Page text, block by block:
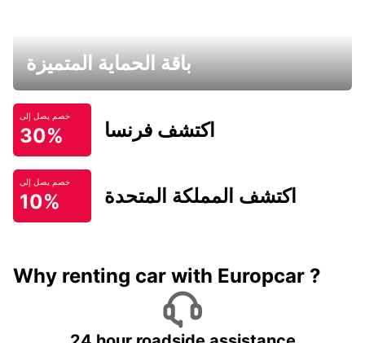
باقة الحماية المتميزة
خصم يصل إلى
30% اكتشف فرنسا
خصم يصل إلى
10% اكتشف المملكة المتحدة
Why renting car with Europcar ?